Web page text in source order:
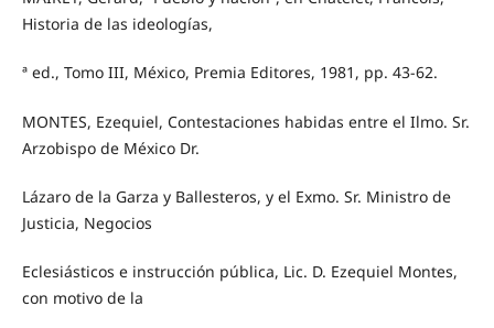
Historia de las ideologías,
ª ed., Tomo III, México, Premia Editores, 1981, pp. 43-62.
MONTES, Ezequiel, Contestaciones habidas entre el Ilmo. Sr.
Arzobispo de México Dr.
Lázaro de la Garza y Ballesteros, y el Exmo. Sr. Ministro de
Justicia, Negocios
Eclesiásticos e instrucción pública, Lic. D. Ezequiel Montes,
con motivo de la